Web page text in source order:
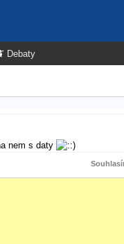
Debaty
nem s daty